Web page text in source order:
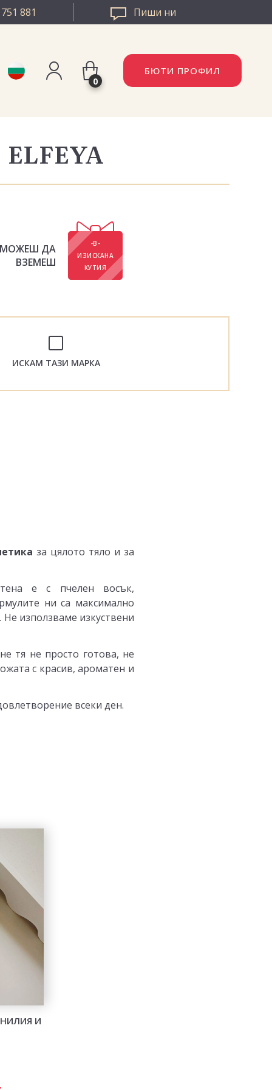
881 Пиши ни
ЕВРОПА
Вход
0
БЮТИ ПРОФИЛ
ELFEYA
МОЖЕШ ДА
ВЗЕМЕШ
-В-
ИЗИСКАНА
КУТИЯ
ИСКАМ ТАЗИ МАРКА
за цялото тяло и за
е с пчелен восък,
ни са максимално
използваме изкуствени
тя не просто готова, не
с красив, ароматен и
всеки ден.
И